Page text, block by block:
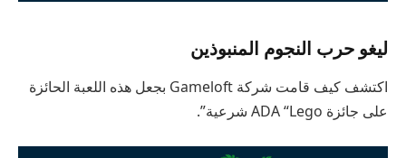
ليغو حرب النجوم المنبوذين
اكتشف كيف قامت شركة Gameloft بجعل هذه اللعبة الحائزة
على جائزة ADA “Lego شرعية”.